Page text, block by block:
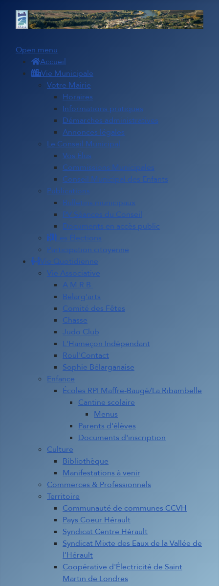
Open menu
Accueil
Vie Municipale
Votre Mairie
Horaires
Informations pratiques
Démarches administratives
Annonces légales
Le Conseil Municipal
Vos Élus
Commissions Municipales
Conseil Municipal des Enfants
Publications
Bulletins municipaux
PV Séances du Conseil
Documents en accès public
Les Élections
Participation citoyenne
Vie Quotidienne
Vie Associative
A.M.R.B.
Belarg'arts
Comité des Fêtes
Chasse
Judo Club
L'Hameçon Indépendant
Roul'Contact
Sophie Bélarganaise
Enfance
Écoles RPI Maffre-Baugé/La Ribambelle
Cantine scolaire
Menus
Parents d'élèves
Documents d'inscription
Culture
Bibliothèque
Manifestations à venir
Commerces & Professionnels
Territoire
Communauté de communes CCVH
Pays Coeur Hérault
Syndicat Centre Hérault
Syndicat Mixte des Eaux de la Vallée de
l'Hérault
Coopérative d'Électricité de Saint
Martin de Londres